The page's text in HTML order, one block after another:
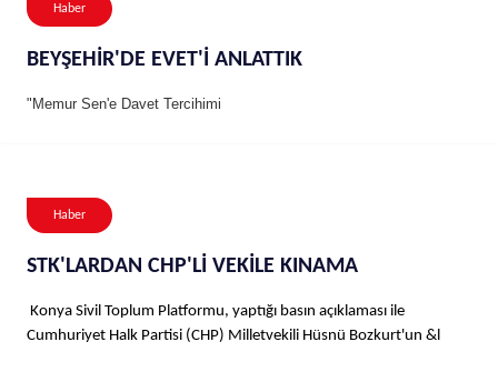
Haber
BEYŞEHİR'DE EVET'İ ANLATTIK
"Memur Sen'e Davet Tercihimi
Haber
STK'LARDAN CHP'Lİ VEKİLE KINAMA
Konya Sivil Toplum Platformu, yaptığı basın açıklaması ile
Cumhuriyet Halk Partisi (CHP) Milletvekili Hüsnü Bozkurt'un &l